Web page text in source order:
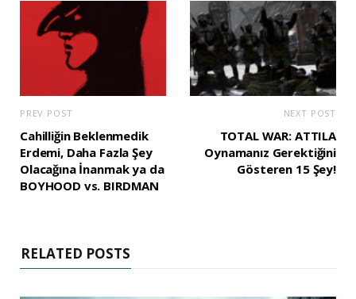
PREV POST
Cahilliğin Beklenmedik
Erdemi, Daha Fazla Şey
Olacağına İnanmak ya da
BOYHOOD vs. BIRDMAN
NEXT POST
TOTAL WAR: ATTILA
Oynamanız Gerektiğini
Gösteren 15 Şey!
RELATED POSTS